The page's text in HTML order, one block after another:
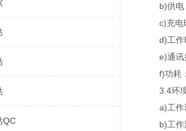
QC
b)供电
c)充电
d)工作时
e)通讯接
f)功耗
3.4环境
a)工作
b)工作